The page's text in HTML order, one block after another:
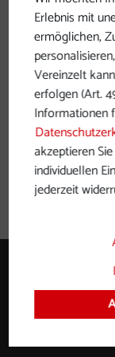
von
Den
finden Sie
Erlebnis mit
ermöglichen,
Vereinzelt
erfolgen (Art.
Informationen
akzeptieren
individuellen
jederzeit